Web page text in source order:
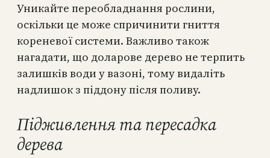
Уникайте переобладнання рослини,
оскільки це може спричинити гниття
кореневої системи. Важливо також
нагадати, що доларове дерево не терпить
залишків води у вазоні, тому видаліть
надлишок з піддону після поливу.
Підживлення та пересадка
дерева